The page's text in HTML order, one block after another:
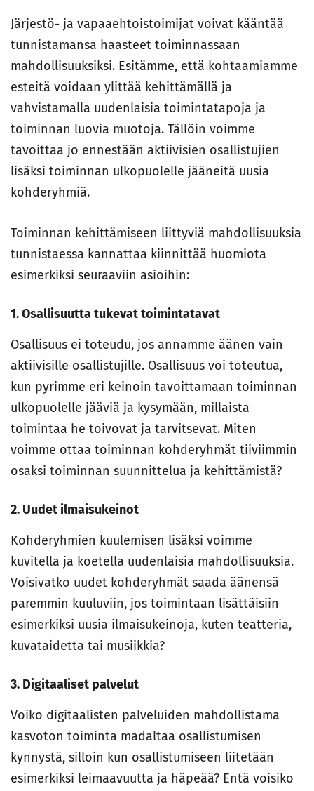
Järjestö- ja vapaaehtoistoimijat voivat kääntää
tunnistamansa haasteet toiminnassaan
mahdollisuuksiksi. Esitämme, että kohtaamiamme
esteitä voidaan ylittää kehittämällä ja
vahvistamalla uudenlaisia toimintatapoja ja
toiminnan luovia muotoja. Tällöin voimme
tavoittaa jo ennestään aktiivisien osallistujien
lisäksi toiminnan ulkopuolelle jääneitä uusia
kohderyhmiä.
Toiminnan kehittämiseen liittyviä mahdollisuuksia
tunnistaessa kannattaa kiinnittää huomiota
esimerkiksi seuraaviin asioihin:
1. Osallisuutta tukevat toimintatavat
Osallisuus ei toteudu, jos annamme äänen vain
aktiivisille osallistujille. Osallisuus voi toteutua,
kun pyrimme eri keinoin tavoittamaan toiminnan
ulkopuolelle jääviä ja kysymään, millaista
toimintaa he toivovat ja tarvitsevat. Miten
voimme ottaa toiminnan kohderyhmät tiiviimmin
osaksi toiminnan suunnittelua ja kehittämistä?
2. Uudet ilmaisukeinot
Kohderyhmien kuulemisen lisäksi voimme
kuvitella ja koetella uudenlaisia mahdollisuuksia.
Voisivatko uudet kohderyhmät saada äänensä
paremmin kuuluviin, jos toimintaan lisättäisiin
esimerkiksi uusia ilmaisukeinoja, kuten teatteria,
kuvataidetta tai musiikkia?
3. Digitaaliset palvelut
Voiko digitaalisten palveluiden mahdollistama
kasvoton toiminta madaltaa osallistumisen
kynnystä, silloin kun osallistumiseen liitetään
esimerkiksi leimaavuutta ja häpeää? Entä voisiko